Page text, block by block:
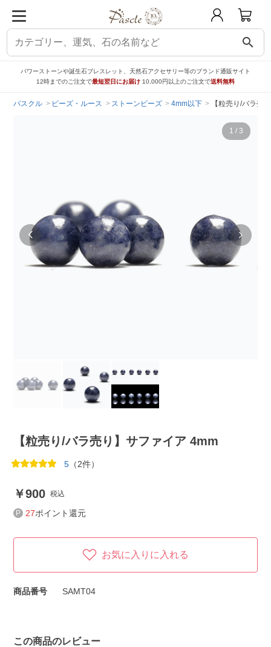
search
パワーストーンや誕生石ブレスレット、天然石アクセサリー等のブランド通販サイト
12時までのご注文で最短翌日にお届け 10,000円以上のご注文で送料無料
パスクル ビーズ・ルース ストーンビーズ 4mm以下 【粒売り/バラ売
1 / 3
【粒売り/バラ売り】サファイア 4mm
5 （2件）
900 税込
27ポイント還元
お気に入りに入れる
商品番号 SAMT04
この商品のレビュー